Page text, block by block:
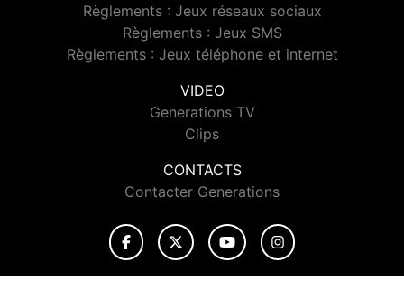
Règlements : Jeux réseaux sociaux
Règlements : Jeux SMS
Règlements : Jeux téléphone et internet
VIDEO
Generations TV
Clips
CONTACTS
Contacter Generations